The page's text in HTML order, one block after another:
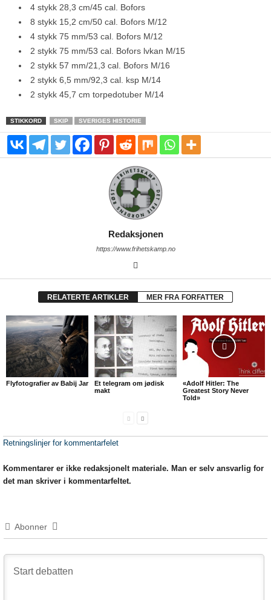
4 stykk 28,3 cm/45 cal. Bofors
8 stykk 15,2 cm/50 cal. Bofors M/12
4 stykk 75 mm/53 cal. Bofors M/12
2 stykk 75 mm/53 cal. Bofors lvkan M/15
2 stykk 57 mm/21,3 cal. Bofors M/16
2 stykk 6,5 mm/92,3 cal. ksp M/14
2 stykk 45,7 cm torpedotuber M/14
STIKKORD SKIP SVERIGES HISTORIE
Redaksjonen
https://www.frihetskamp.no
RELATERTE ARTIKLER MER FRA FORFATTER
Flyfotografier av Babij Jar
Et telegram om jødisk
makt
«Adolf Hitler: The
Greatest Story Never
Told»
Retningslinjer for kommentarfelet
Kommentarer er ikke redaksjonelt materiale. Man er selv ansvarlig for
det man skriver i kommentarfeltet.
Abonner